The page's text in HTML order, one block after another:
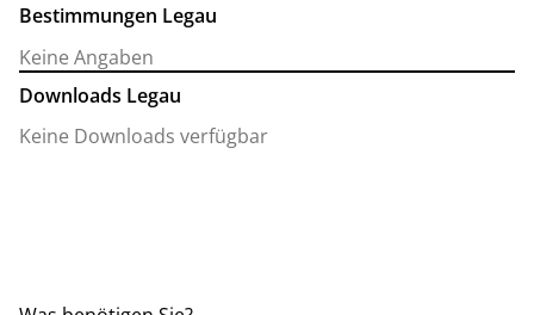
Bestimmungen Legau
Keine Angaben
Downloads Legau
Keine Downloads verfügbar